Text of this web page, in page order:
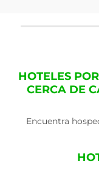
HOTELES
CERCA DE
Encuentra